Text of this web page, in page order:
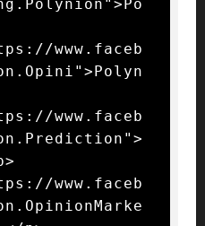
www.faceb
www.faceb
www.faceb